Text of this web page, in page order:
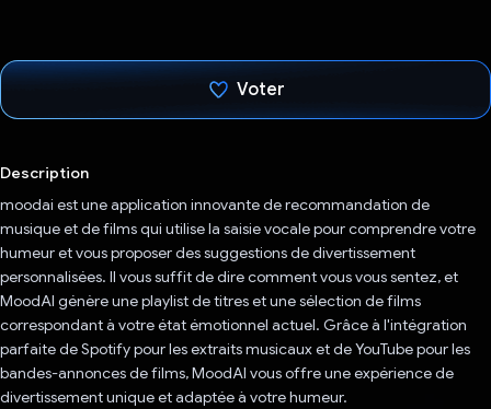
Voter
Description
moodai est une application innovante de recommandation de
musique et de films qui utilise la saisie vocale pour comprendre votre
humeur et vous proposer des suggestions de divertissement
personnalisées. Il vous suffit de dire comment vous vous sentez, et
MoodAI génère une playlist de titres et une sélection de films
correspondant à votre état émotionnel actuel. Grâce à l'intégration
parfaite de Spotify pour les extraits musicaux et de YouTube pour les
bandes-annonces de films, MoodAI vous offre une expérience de
divertissement unique et adaptée à votre humeur.